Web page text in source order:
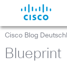
Cisco Blog
Blueprint